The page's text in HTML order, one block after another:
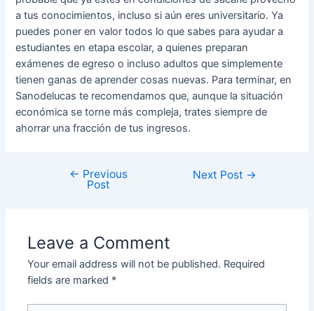
a tus conocimientos, incluso si aún eres universitario. Ya
puedes poner en valor todos lo que sabes para ayudar a
estudiantes en etapa escolar, a quienes preparan
exámenes de egreso o incluso adultos que simplemente
tienen ganas de aprender cosas nuevas. Para terminar, en
Sanodelucas te recomendamos que, aunque la situación
económica se torne más compleja, trates siempre de
ahorrar una fracción de tus ingresos.
← Previous
Post
Next Post →
Leave a Comment
Your email address will not be published. Required
fields are marked *